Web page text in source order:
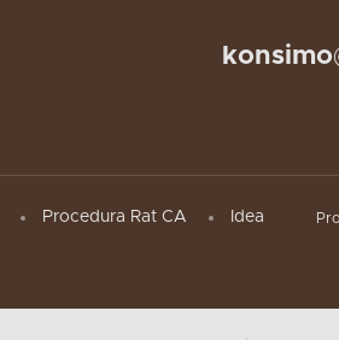
Procedura Rat CA Idea